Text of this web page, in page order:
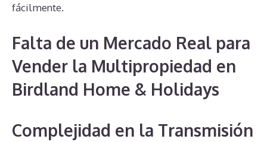
fácilmente.
Falta de un Mercado Real para
Vender la Multipropiedad en
Birdland Home & Holidays
Complejidad en la Transmisión